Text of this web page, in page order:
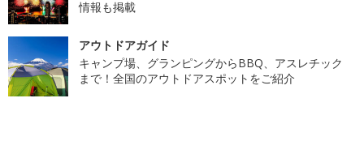
情報も掲載
アウトドアガイド
キャンプ場、グランピングからBBQ、アスレチック
まで！全国のアウトドアスポットをご紹介